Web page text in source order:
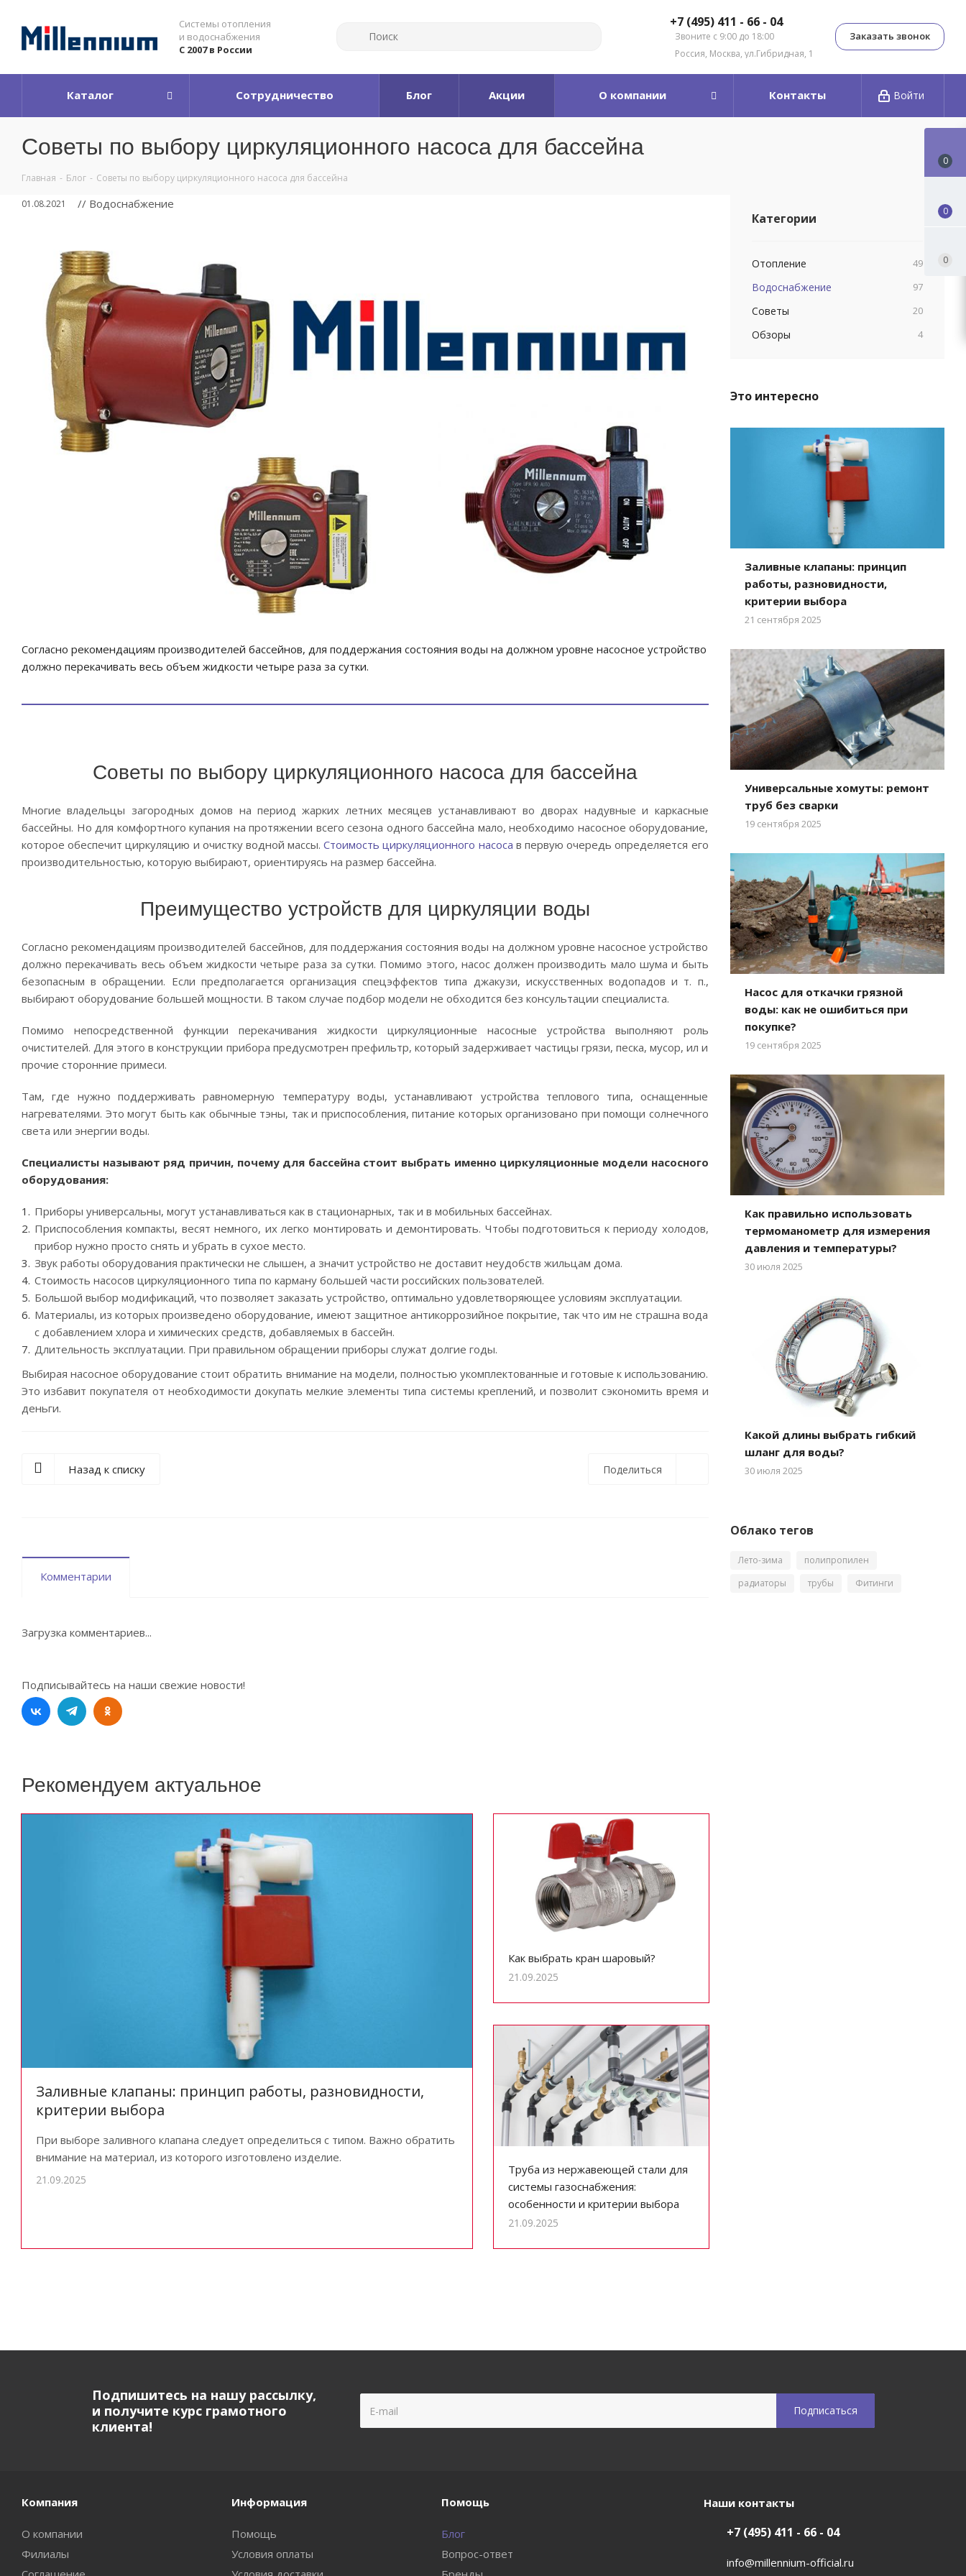
Системы отопления
и водоснабжения
С 2007 в России
+7 (495) 411 - 66 - 04
Звоните с 9:00 до 18:00
Россия, Москва, ул.Гибридная, 1
Заказать звонок
Войти
Каталог Сотрудничество Блог Акции О компании Контакты
Советы по выбору циркуляционного насоса для бассейна
Главная - Блог - Советы по выбору циркуляционного насоса для бассейна
01.08.2021 // Водоснабжение
Согласно рекомендациям производителей бассейнов, для поддержания состояния воды на должном уровне насосное устройство
должно перекачивать весь объем жидкости четыре раза за сутки.
Советы по выбору циркуляционного насоса для бассейна
Многие владельцы загородных домов на период жарких летних месяцев устанавливают во дворах надувные и каркасные
бассейны. Но для комфортного купания на протяжении всего сезона одного бассейна мало, необходимо насосное оборудование,
которое обеспечит циркуляцию и очистку водной массы.Стоимость циркуляционного насоса в первую очередь определяется его
производительностью, которую выбирают, ориентируясь на размер бассейна.
Преимущество устройств для циркуляции воды
Согласно рекомендациям производителей бассейнов, для поддержания состояния воды на должном уровне насосное устройство
должно перекачивать весь объем жидкости четыре раза за сутки. Помимо этого, насос должен производить мало шума и быть
безопасным в обращении. Если предполагается организация спецэффектов типа джакузи, искусственных водопадов и т. п.,
выбирают оборудование большей мощности. В таком случае подбор модели не обходится без консультации специалиста.
Помимо непосредственной функции перекачивания жидкости циркуляционные насосные устройства выполняют роль
очистителей. Для этого в конструкции прибора предусмотрен префильтр, который задерживает частицы грязи, песка, мусор, ил и
прочие сторонние примеси.
Там, где нужно поддерживать равномерную температуру воды, устанавливают устройства теплового типа, оснащенные
нагревателями. Это могут быть как обычные тэны, так и приспособления, питание которых организовано при помощи солнечного
света или энергии воды.
Специалисты называют ряд причин, почему для бассейна стоит выбрать именно циркуляционные модели насосного
оборудования:
Приборы универсальны, могут устанавливаться как в стационарных, так и в мобильных бассейнах.
Приспособления компакты, весят немного, их легко монтировать и демонтировать. Чтобы подготовиться к периоду холодов,
прибор нужно просто снять и убрать в сухое место.
Звук работы оборудования практически не слышен, а значит устройство не доставит неудобств жильцам дома.
Стоимость насосов циркуляционного типа по карману большей части российских пользователей.
Большой выбор модификаций, что позволяет заказать устройство, оптимально удовлетворяющее условиям эксплуатации.
Материалы, из которых произведено оборудование, имеют защитное антикоррозийное покрытие, так что им не страшна вода
с добавлением хлора и химических средств, добавляемых в бассейн.
Длительность эксплуатации. При правильном обращении приборы служат долгие годы.
Выбирая насосное оборудование стоит обратить внимание на модели, полностью укомплектованные и готовые к использованию.
Это избавит покупателя от необходимости докупать мелкие элементы типа системы креплений, и позволит сэкономить время и
деньги.
Поделиться
Назад к списку
Комментарии
Загрузка комментариев...
Подписывайтесь на наши свежие новости!
Рекомендуем актуальное
Заливные клапаны: принцип работы, разновидности,
критерии выбора
При выборе заливного клапана следует определиться с типом. Важно обратить
внимание на материал, из которого изготовлено изделие.
21.09.2025
Как выбрать кран шаровый?
21.09.2025
Труба из нержавеющей стали для
системы газоснабжения:
особенности и критерии выбора
21.09.2025
Категории
Отопление 49
Водоснабжение 97
Советы 20
Обзоры 4
Это интересно
Заливные клапаны: принцип
работы, разновидности,
критерии выбора
21 сентября 2025
Универсальные хомуты: ремонт
труб без сварки
19 сентября 2025
Насос для откачки грязной
воды: как не ошибиться при
покупке?
19 сентября 2025
Как правильно использовать
термоманометр для измерения
давления и температуры?
30 июля 2025
Какой длины выбрать гибкий
шланг для воды?
30 июля 2025
Облако тегов
Лето-зима
полипропилен
радиаторы
трубы Фитинги
Подпишитесь на нашу рассылку,
и получите курс грамотного
клиента!
Компания
О компании
Филиалы
Информация
Помощь
Условия оплаты
Помощь
Блог
Вопрос-ответ
Наши контакты
+7 (495) 411 - 66 - 04
info@millennium-official.ru
0
0
0